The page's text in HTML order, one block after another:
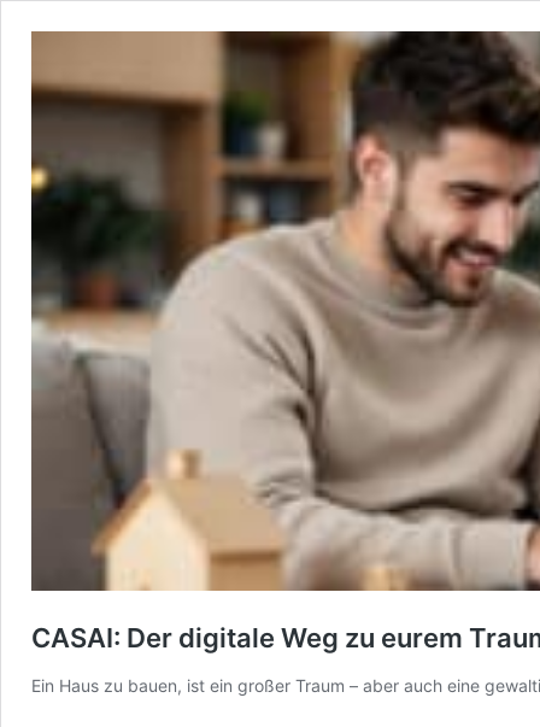
CASAI: Der digitale Weg zu eurem
Ein Haus zu bauen, ist ein großer Traum – aber auch eine